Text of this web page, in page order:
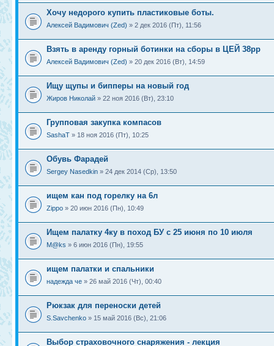
Хочу недорого купить пластиковые боты.
Алексей Вадимович (Zed) » 2 дек 2016 (Пт), 11:56
Взять в аренду горный ботинки на сборы в ЦЕЙ 38рр
Алексей Вадимович (Zed) » 20 дек 2016 (Вт), 14:59
Ищу щупы и бипперы на новый год
Жиров Николай » 22 ноя 2016 (Вт), 23:10
Групповая закупка компасов
SashaT » 18 ноя 2016 (Пт), 10:25
Обувь Фарадей
Sergey Nasedkin » 24 дек 2014 (Ср), 13:50
ищем кан под горелку на 6л
Zippo » 20 июн 2016 (Пн), 10:49
Ищем палатку 4ку в поход БУ с 25 июня по 10 июля
M@ks » 6 июн 2016 (Пн), 19:55
ищем палатки и спальники
надежда че » 26 май 2016 (Чт), 00:40
Рюкзак для переноски детей
S.Savchenko » 15 май 2016 (Вс), 21:06
Выбор страховочного снаряжения - лекция